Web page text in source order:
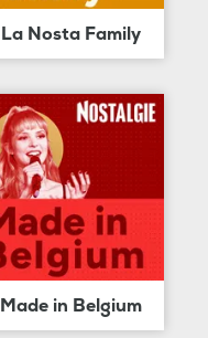
La Nosta Family
Made in Belgium